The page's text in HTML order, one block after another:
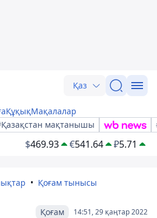
Қаз
ҚұқықМақалалар
мақтанышы
$469.93 €541.64 ₽5.71
Қоғам тынысы
14:51, 29 қаңтар 2022
Қоғам